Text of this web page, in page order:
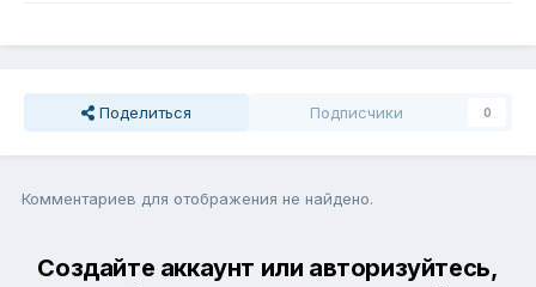
Поделиться Подписчики 0
Комментариев для отображения не найдено.
Создайте аккаунт или авторизуйтесь,